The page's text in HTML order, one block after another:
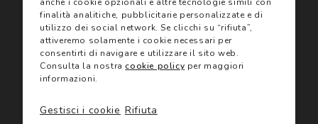
Servizi
Trova negozio
Gift Card
Termini e condizioni
Termini di vendita
Avvertenze e informazioni di sicurezza sui prodotti
Informativa sulla Privacy
Utilizzo dei cookie
finalità analitiche, pubblicitarie personalizzate e di
utilizzo dei social network. Se clicchi su “rifiuta”,
attiveremo solamente i cookie necessari per
consentirti di navigare e utilizzare il sito web.
Consulta la nostracookie policy per maggiori
informazioni.
Rifiuta
Gestisci i cookie